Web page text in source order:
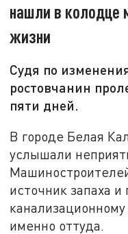
нашли в колодце
жизни
Судя по
ростовчанин
пяти дней.
В городе Белая
услышали
источник запаха
именно оттуда.